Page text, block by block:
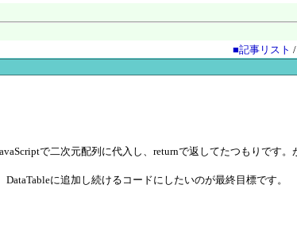
■記事リスト /
で二次元配列に代入し、returnで返してたつもりです。
に追加し続けるコードにしたいのが最終目標です。